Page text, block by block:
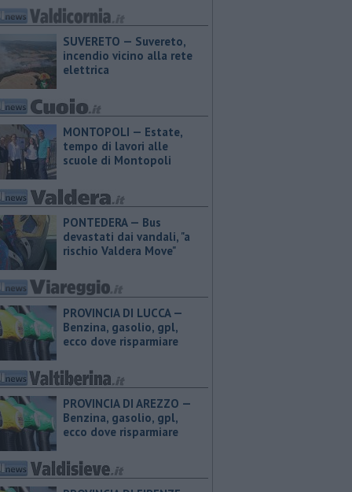
SUVERETO — Suvereto,
incendio vicino alla rete
elettrica
MONTOPOLI — Estate,
tempo di lavori alle
scuole di Montopoli
PONTEDERA — Bus
devastati dai vandali, "a
rischio Valdera Move"
PROVINCIA DI LUCCA — ​
Benzina, gasolio, gpl,
ecco dove risparmiare
PROVINCIA DI AREZZO — ​
Benzina, gasolio, gpl,
ecco dove risparmiare